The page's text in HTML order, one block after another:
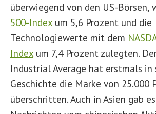
überwiegend von den US-Börsen,
500-Index um 5,6 Prozent und die
Technologiewerte mit dem
Index um 7,4 Prozent zulegten.
Industrial Average hat erstmals in
Geschichte die Marke von 25.000
überschritten. Auch in Asien gab